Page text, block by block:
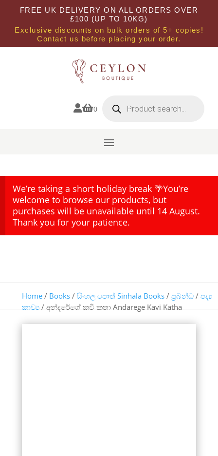
FREE UK DELIVERY ON ALL ORDERS OVER
£100 (UP TO 10KG)
Exclusive discounts on bulk orders of 5+ copies!
Contact us before placing your order.
0 search
We’re taking a short holiday break 🌴You’re
welcome to browse our products, but
purchases will be unavailable until 14 August.
Thank you for your patience.
Home/ Books/ සිංහල පොත් Sinhala Books/ ප්‍රබන්ධ/ පද්‍ය
කාව්‍ය/ අන්දරේගේ කවි කතා Andarege Kavi Katha